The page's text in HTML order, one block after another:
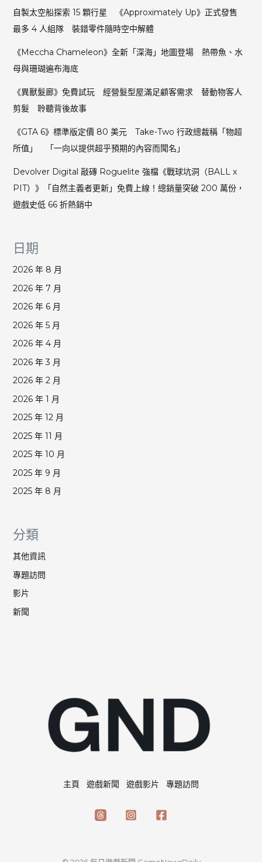
手」
動
作
監：
絕
容
忍
人
借
戲
散
播
仇
容
自製太空船探索 15 顆行星 《Approximately Up》正式發售
最多 4 人組隊 裝錯零件隨時空中解體
《Meccha Chameleon》全新「深海」地圖登場 熱帶魚、水
母與珊瑚遍布海底
《異獸髮廊》免費試玩 經營髮型屋滿足顧客需求 替動物客人
剪髮 聆聽背後故事
《GTA 6》標準版定價 80 美元 Take-Two 行政總裁稱「物超
所值」 「一向以提供超乎預期的內容而聞名」
Devolver Digital 敲磚 Roguelite 強檔《戰球坑洞（BALL x
PIT）》「自然主義者更新」免費上線！總銷量突破 200 萬份，
遊戲史低 66 折熱銷中
日期
2026 年 8 月
2026 年 7 月
2026 年 6 月
2026 年 5 月
2026 年 4 月
2026 年 3 月
2026 年 2 月
2026 年 1 月
2025 年 12 月
2025 年 11 月
2025 年 10 月
2025 年 9 月
2025 年 8 月
分類
其他資訊
專題訪問
影片
新聞
主頁 遊戲新聞 遊戲影片 專題訪問